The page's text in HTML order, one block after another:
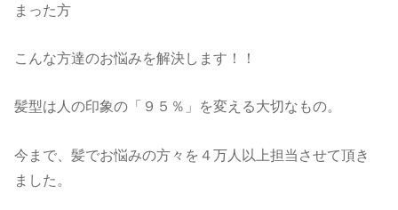
まった方
こんな方達のお悩みを解決します！！
髪型は人の印象の「９５％」を変える大切なもの。
今まで、髪でお悩みの方々を４万人以上担当させて頂き
ました。